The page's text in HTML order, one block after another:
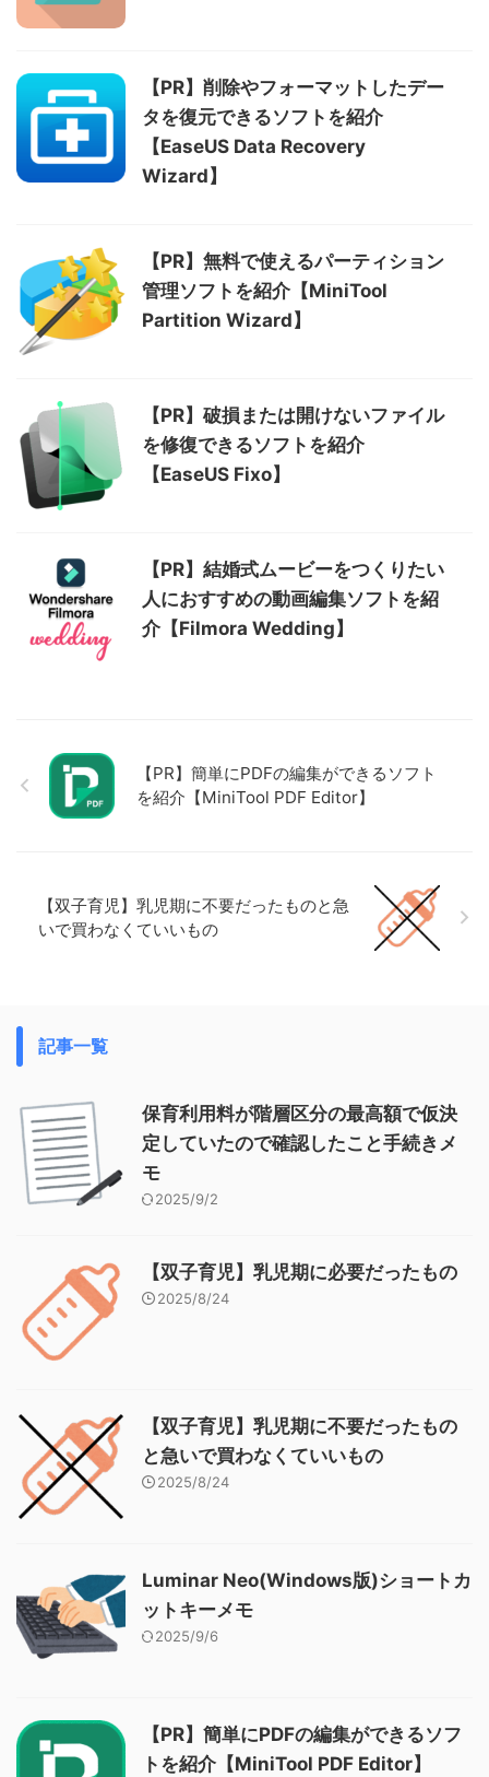
【PR】削除やフォーマットしたデー
タを復元できるソフトを紹介
【EaseUS Data Recovery
Wizard】
【PR】無料で使えるパーティション
管理ソフトを紹介【MiniTool
Partition Wizard】
【PR】破損または開けないファイル
を修復できるソフトを紹介
【EaseUS Fixo】
【PR】結婚式ムービーをつくりたい
人におすすめの動画編集ソフトを紹
介【Filmora Wedding】
【PR】簡単にPDFの編集ができるソフト
を紹介【MiniTool PDF Editor】
【双子育児】乳児期に不要だったものと急
いで買わなくていいもの
記事一覧
保育利用料が階層区分の最高額で仮決
定していたので確認したこと手続きメ
モ
2025/9/2
【双子育児】乳児期に必要だったもの
2025/8/24
【双子育児】乳児期に不要だったもの
と急いで買わなくていいもの
2025/8/24
Luminar Neo(Windows版)ショートカ
ットキーメモ
2025/9/6
【PR】簡単にPDFの編集ができるソフ
トを紹介【MiniTool PDF Editor】